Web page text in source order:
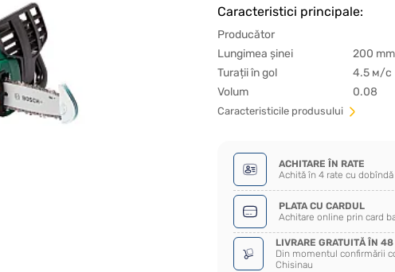
Caracteristici principale:
Producător
Lungimea șinei
200 mm
Turații în gol
4.5 м/с
Volum
0.08
Сaracteristicile produsului
ACHITARE ÎN RATE
Achită în 4 rate cu dobîndă
PLATA CU CARDUL
Achitare online prin card
LIVRARE GRATUITĂ ÎN 48
Din momentul confirmării
Chisinau